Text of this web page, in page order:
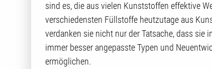
sind es, die aus vielen Kunststoffen effektive
verschiedensten Füllstoffe heutzutage aus
verdanken sie nicht nur der Tatsache, dass sie
immer besser angepasste Typen und
ermöglichen.